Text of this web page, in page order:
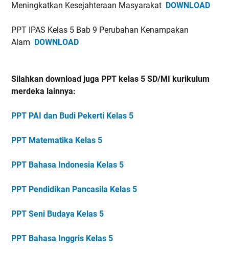
Meningkatkan Kesejahteraan Masyarakat DOWNLOAD
PPT IPAS Kelas 5 Bab 9 Perubahan Kenampakan
Alam
DOWNLOAD
Silahkan download juga PPT kelas 5 SD/MI kurikulum
merdeka lainnya:
PPT PAI dan Budi Pekerti Kelas 5
PPT Matematika Kelas 5
PPT Bahasa Indonesia Kelas 5
PPT Pendidikan Pancasila Kelas 5
PPT Seni Budaya Kelas 5
PPT Bahasa Inggris Kelas 5